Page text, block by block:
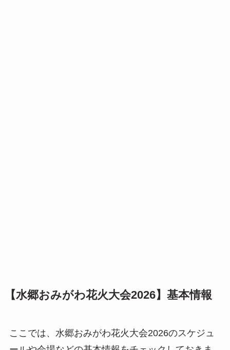
【水郷おみがわ花火大会2026】基本情報
ここでは、水郷おみがわ花火大会2026のスケジュ